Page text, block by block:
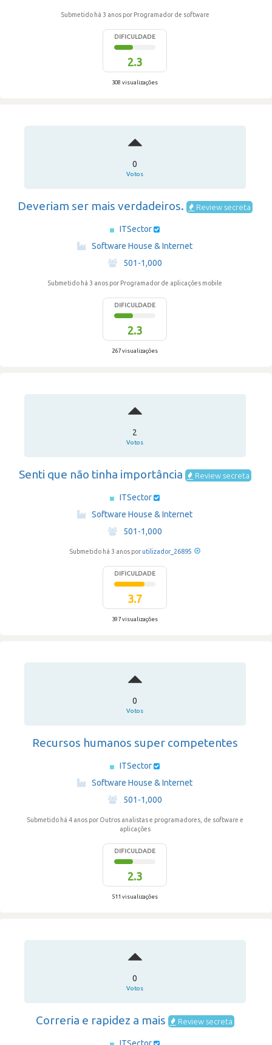
Submetido há 3 anos por Programador de software
DIFICULDADE
2.3
308 visualizações
0
Votos
Deveriam ser mais verdadeiros. Review secreta
ITSector
Software House & Internet
·
501-1,000
Submetido há 3 anos por Programador de aplicações mobile
DIFICULDADE
2.3
267 visualizações
2
Votos
Senti que não tinha importância Review secreta
ITSector
Software House & Internet
·
501-1,000
Submetido há 3 anos por utilizador_26895
DIFICULDADE
3.7
397 visualizações
0
Votos
Recursos humanos super competentes
ITSector
Software House & Internet
·
501-1,000
Submetido há 4 anos por Outros analistas e programadores, de software e
aplicações
DIFICULDADE
2.3
511 visualizações
0
Votos
Correria e rapidez a mais Review secreta